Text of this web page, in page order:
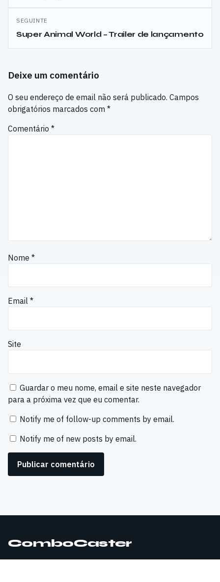
SEGUINTE
Super Animal World – Trailer de lançamento
Deixe um comentário
O seu endereço de email não será publicado. Campos
obrigatórios marcados com *
Comentário *
Nome *
Email *
Site
Guardar o meu nome, email e site neste navegador
para a próxima vez que eu comentar.
Notify me of follow-up comments by email.
Notify me of new posts by email.
ComboCaster